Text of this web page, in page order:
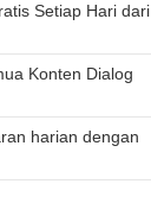
Setiap Hari dari
Konten Dialog
harian dengan